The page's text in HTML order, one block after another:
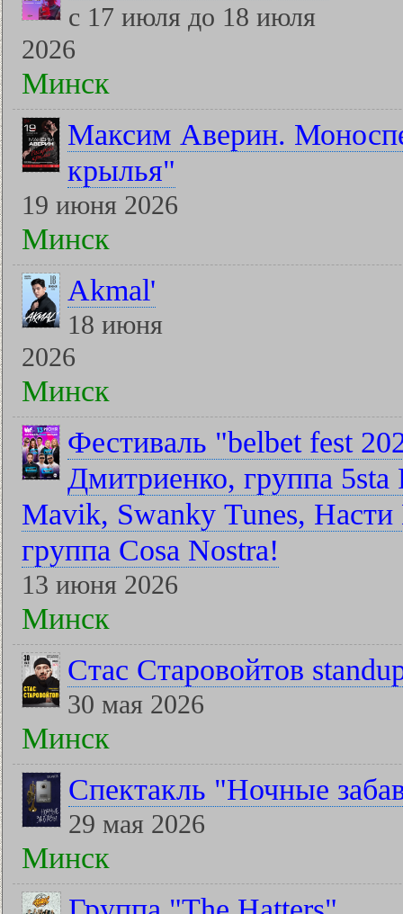
с 17 июля до 18 июля
2026
Минск
Максим Аверин.
крылья"
19 июня 2026
Минск
Akmal'
18 июня
2026
Минск
Фестиваль "belbet fest
Дмитриенко, группа
Mavik, Swanky Tunes, Насти
группа Cosa Nostra!
13 июня 2026
Минск
Стас Старовойтов
30 мая 2026
Минск
Спектакль "Ночные
29 мая 2026
Минск